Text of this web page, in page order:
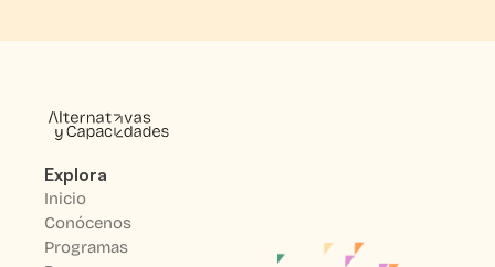
Explora
Inicio
Conócenos
Programas